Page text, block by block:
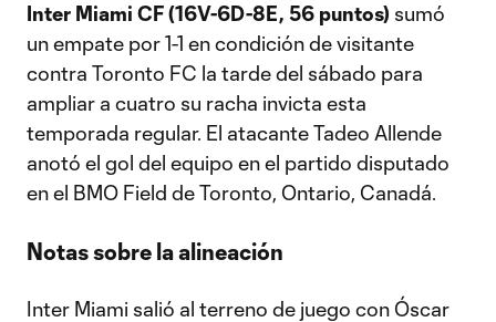
Inter Miami CF (16V-6D-8E, 56 puntos) sumó
un empate por 1-1 en condición de visitante
contra Toronto FC la tarde del sábado para
ampliar a cuatro su racha invicta esta
temporada regular. El atacante Tadeo Allende
anotó el gol del equipo en el partido disputado
en el BMO Field de Toronto, Ontario, Canadá.
Notas sobre la alineación
Inter Miami salió al terreno de juego con Óscar